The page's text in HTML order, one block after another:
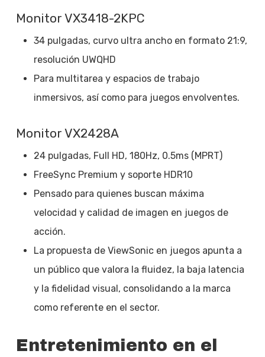
Monitor VX3418-2KPC
34 pulgadas, curvo ultra ancho en formato 21:9,
resolución UWQHD
Para multitarea y espacios de trabajo
inmersivos, así como para juegos envolventes.
Monitor VX2428A
24 pulgadas, Full HD, 180Hz, 0.5ms (MPRT)
FreeSync Premium y soporte HDR10
Pensado para quienes buscan máxima
velocidad y calidad de imagen en juegos de
acción.
La propuesta de ViewSonic en juegos apunta a
un público que valora la fluidez, la baja latencia
y la fidelidad visual, consolidando a la marca
como referente en el sector.
Entretenimiento en el